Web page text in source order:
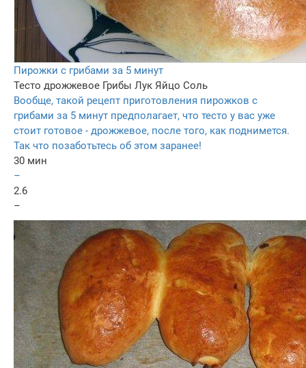
Пирожки с грибами за 5 минут
Тесто дрожжевое Грибы Лук Яйцо Соль
Вообще, такой рецепт приготовления пирожков с
грибами за 5 минут предполагает, что тесто у вас уже
стоит готовое - дрожжевое, после того, как поднимется.
Так что позаботьтесь об этом заранее!
30 мин
–
2.6
–